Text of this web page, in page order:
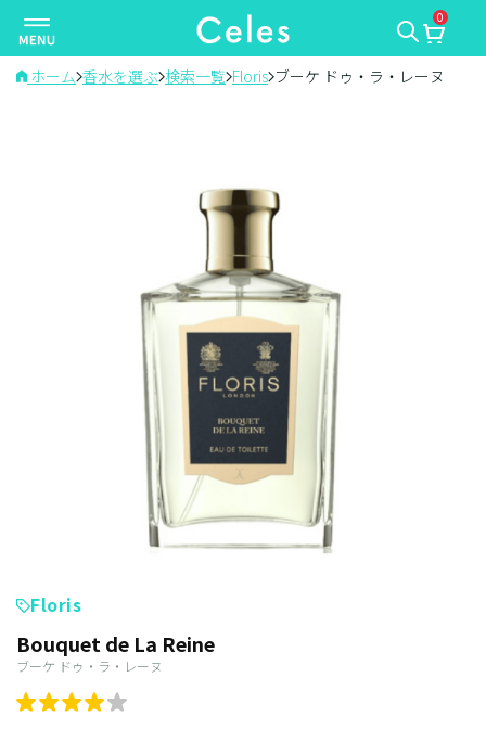
ナ
ビ
ゲ
0
ホーム 香水を選ぶ 検索一覧 Floris ブーケ ドゥ・ラ・レーヌ
Floris
Bouquet de La Reine
ブーケ ドゥ・ラ・レーヌ